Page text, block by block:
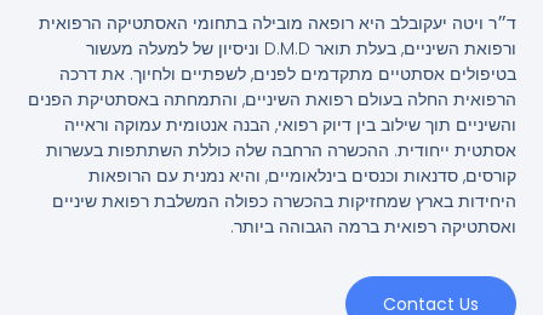
ד״ר ויטה יעקובלב היא רופאה מובילה בתחומי האסתטיקה הרפואית
ורפואת השיניים, בעלת תואר D.M.D וניסיון של למעלה מעשור
בטיפולים אסתטיים מתקדמים לפנים, לשפתיים ולחיוך. את דרכה
הרפואית החלה בעולם רפואת השיניים, והתמחתה באסתטיקת הפנים
והשיניים תוך שילוב בין דיוק רפואי, הבנה אנטומית עמוקה וראייה
אסתטית ייחודית. ההכשרה הרחבה שלה כוללת השתתפות בעשרות
קורסים, סדנאות וכנסים בינלאומיים, והיא נמנית עם הרופאות
היחידות בארץ שמחזיקות בהכשרה כפולה המשלבת רפואת שיניים
ואסתטיקה רפואית ברמה הגבוהה ביותר.
Contact Us